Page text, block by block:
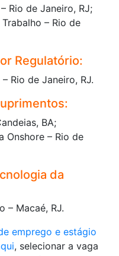
Rio de Janeiro, RJ;
– Rio de
Regulatório:
Rio de Janeiro, RJ.
BA;
Onshore – Rio de
da
– Macaé, RJ.
emprego e estágio
, selecionar a vaga